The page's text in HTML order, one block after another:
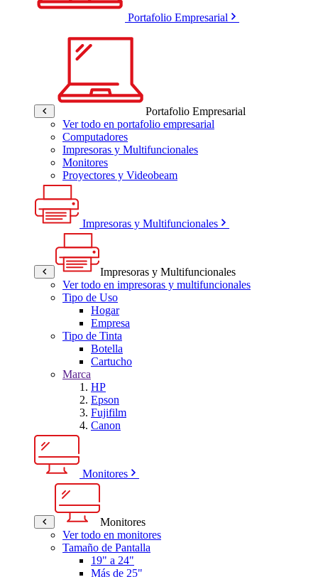
Portafolio Empresarial
Portafolio Empresarial
Ver todo en portafolio empresarial
Computadores
Impresoras y Multifuncionales
Monitores
Proyectores y Videobeam
Impresoras y Multifuncionales
Impresoras y Multifuncionales
Ver todo en impresoras y multifuncionales
Tipo de Uso
Hogar
Empresa
Tipo de Tinta
Botella
Cartucho
Marca
HP
Epson
Fujifilm
Canon
Monitores
Monitores
Ver todo en monitores
Tamaño de Pantalla
19" a 24"
Más de 25"